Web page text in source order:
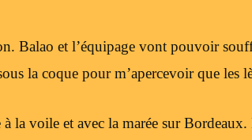
Balao et l’équipage vont pouvoir
la coque pour m’apercevoir que les
la voile et avec la marée sur